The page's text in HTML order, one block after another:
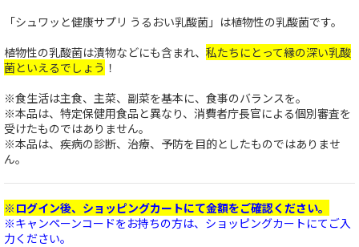
「シュワッと健康サプリ うるおい乳酸菌」は植物性の乳酸菌です。
植物性の乳酸菌は漬物などにも含まれ、 私たちにとって縁の深い乳酸
菌といえるでしょう ！
※食生活は主食、主菜、副菜を基本に、食事のバランスを。
※本品は、特定保健用食品と異なり、消費者庁長官による個別審査を
受けたものではありません。
※本品は、疾病の診断、治療、予防を目的としたものではありませ
ん。
※ログイン後、ショッピングカートにて金額をご確認ください。
※キャンペーンコードをお持ちの方は、ショッピングカートにてご入
力ください。